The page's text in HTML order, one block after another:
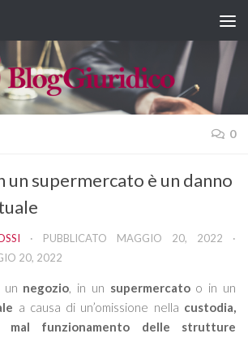
0
un supermercato è un danno
· PUBBLICATO MAGGIO 20, 2022 ·
20, 2022
un negozio, in un supermercatoo in un
a causa di un’omissione nella custodia,
mal funzionamento delle strutture